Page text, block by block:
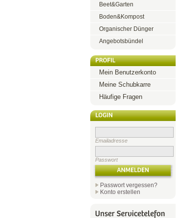
Beet&Garten
Boden&Kompost
Organischer Dünger
Angebotsbündel
Mein Benutzerkonto
Meine Schubkarre
Häufige Fragen
Emailadresse
Passwort
Passwort vergessen?
Konto erstellen